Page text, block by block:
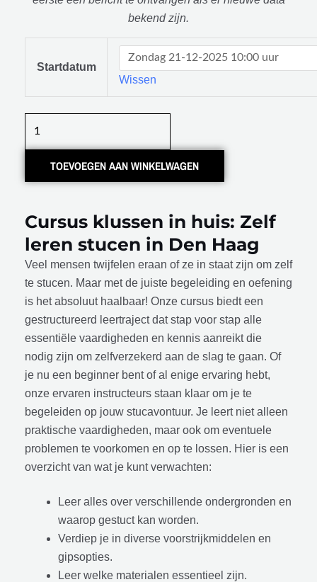
bekend zijn.
Startdatum
Wissen
Zelf
stucen
TOEVOEGEN AAN WINKELWAGEN
Cursus klussen in huis: Zelf
leren stucen in Den Haag
Veel mensen twijfelen eraan of ze in staat zijn om zelf
te stucen. Maar met de juiste begeleiding en oefening
is het absoluut haalbaar! Onze cursus biedt een
gestructureerd leertraject dat stap voor stap alle
essentiële vaardigheden en kennis aanreikt die
nodig zijn om zelfverzekerd aan de slag te gaan. Of
je nu een beginner bent of al enige ervaring hebt,
onze ervaren instructeurs staan klaar om je te
begeleiden op jouw stucavontuur. Je leert niet alleen
praktische vaardigheden, maar ook om eventuele
problemen te voorkomen en op te lossen. Hier is een
overzicht van wat je kunt verwachten:
Leer alles over verschillende ondergronden en
waarop gestuct kan worden.
Verdiep je in diverse voorstrijkmiddelen en
gipsopties.
Leer welke materialen essentieel zijn.